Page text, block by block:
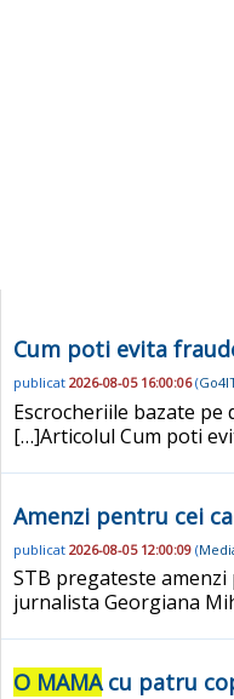
Cum poti evita
publicat 2026-08-05 16:00:06(
Escrocheriile bazate
[…]Articolul Cum poti
Amenzi pentru cei
publicat 2026-08-05 12:00:09 (
STB pregateste
jurnalista Georgiana
O MAMAcu patru